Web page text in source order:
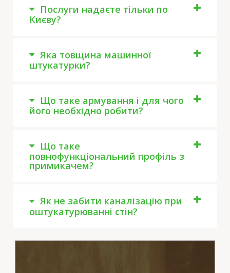
Послуги надаєте тільки по
Києву?
Яка товщина машинної
штукатурки?
Що таке армування і для чого
його необхідно робити?
Що таке
повнофункціональний профіль з
примикачем?
Як не забити каналізацію при
оштукатурюванні стін?